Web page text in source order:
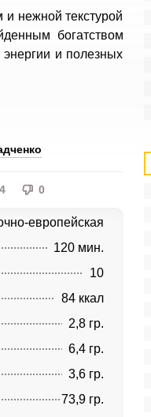
нежной текстурой
богатством
и полезных
0
европейская
120 мин.
10
84 ккал
2,8 гр.
6,4 гр.
3,6 гр.
73,9 гр.